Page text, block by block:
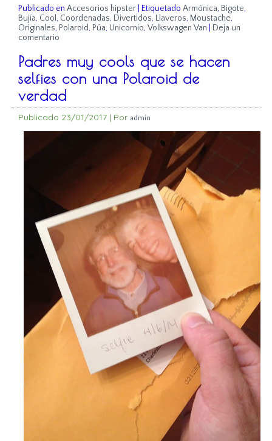
Publicado en Accesorios hipster |Etiquetado Armónica, Bigote,
Bujía, Cool, Coordenadas, Divertidos, Llaveros, Moustache,
Originales, Polaroid, Púa, Unicornio,Volkswagen Van
Deja un
comentario
Padres muy cools que se hacen
selfies con una Polaroid de
verdad
Publicado 23/01/2017 | Por admin